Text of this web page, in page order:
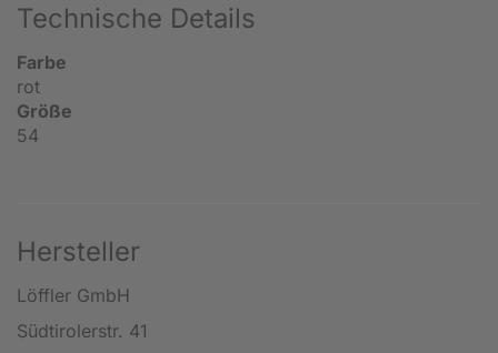
Technische Details
Farbe
rot
Größe
54
Hersteller
Löffler GmbH
Südtirolerstr. 41